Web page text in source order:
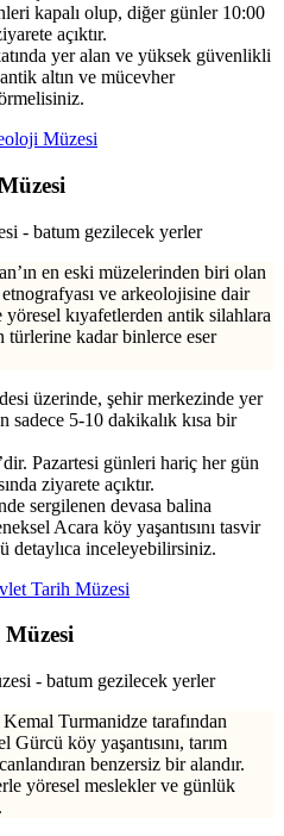
kapalı olup, diğer günler 10:00
açıktır.
yer alan ve yüksek güvenlikli
altın ve mücevher
Müzesi
en eski müzelerinden biri olan
ve arkeolojisine dair
kıyafetlerden antik silahlara
kadar binlerce eser
üzerinde, şehir merkezinde yer
sadece 5-10 dakikalık kısa bir
Pazartesi günleri hariç her gün
ziyarete açıktır.
sergilenen devasa balina
Acara köy yaşantısını tasvir
detaylıca inceleyebilirsiniz.
Tarih Müzesi
Kemal Turmanidze tarafından
köy yaşantısını, tarım
benzersiz bir alandır.
yöresel meslekler ve günlük